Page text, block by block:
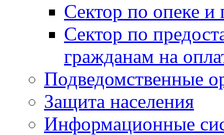
Сектор по опеке и
Сектор по
гражданам на
Подведомственные
Защита населения
Информационные